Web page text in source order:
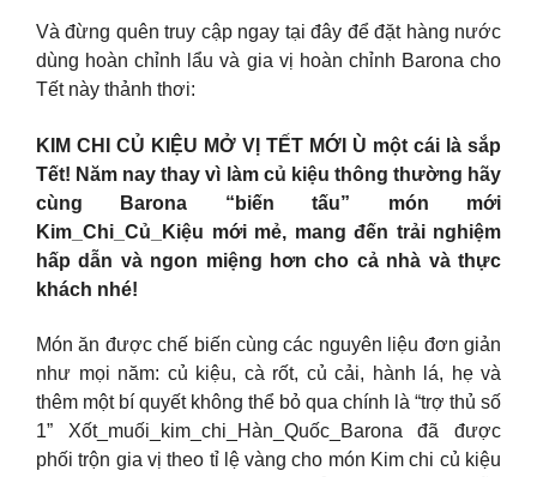
Và đừng quên truy cập ngay tại đây để đặt hàng nước
dùng hoàn chỉnh lẩu và gia vị hoàn chỉnh Barona cho
Tết này thảnh thơi:
KIM CHI CỦ KIỆU MỞ VỊ TẾT MỚI Ù một cái là sắp
Tết! Năm nay thay vì làm củ kiệu thông thường hãy
cùng Barona “biến tấu” món mới
Kim_Chi_Củ_Kiệu mới mẻ, mang đến trải nghiệm
hấp dẫn và ngon miệng hơn cho cả nhà và thực
khách nhé!
Món ăn được chế biến cùng các nguyên liệu đơn giản
như mọi năm: củ kiệu, cà rốt, củ cải, hành lá, hẹ và
thêm một bí quyết không thể bỏ qua chính là “trợ thủ số
1” Xốt_muối_kim_chi_Hàn_Quốc_Barona đã được
phối trộn gia vị theo tỉ lệ vàng cho món Kim chi củ kiệu